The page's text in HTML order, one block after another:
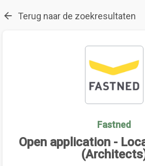
Terug naar de zoekresultaten
Fastned
Open application -